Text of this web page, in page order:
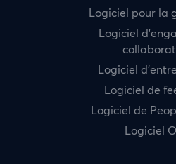
Logiciel pour la
Logiciel
Logiciel
Logiciel de
Logiciel de
Logiciel